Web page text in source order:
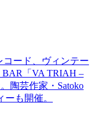
ード、ヴィンテー
「VA TRIAH –
陶芸作家・Satoko
も開催。